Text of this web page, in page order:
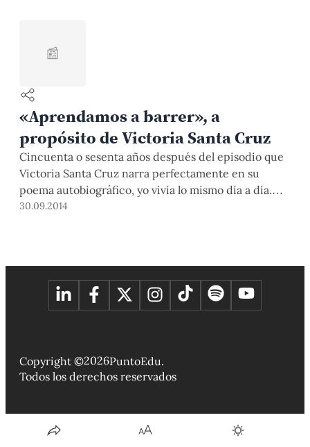
📰
«Aprendamos a barrer», a
propósito de Victoria Santa Cruz
Cincuenta o sesenta años después del episodio que
Victoria Santa Cruz narra perfectamente en su
poema autobiográfico, yo vivía lo mismo día a día.
Aún hoy, el nudo en mi garganta se torna inevitable
30.09.2014
Copyright ©2026PuntoEdu.
Todos los derechos reservados